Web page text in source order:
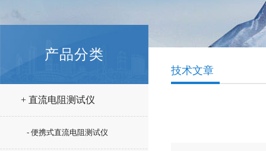
产品分类
+ 直流电阻测试仪
- 便携式直流电阻测试仪
技术文章